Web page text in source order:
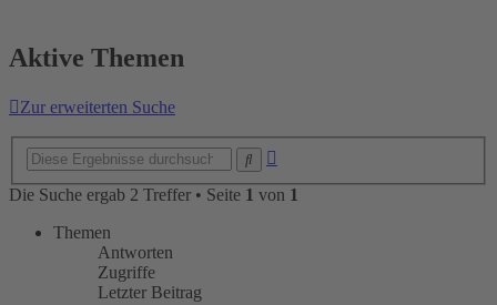
Aktive Themen
Zur erweiterten Suche
Die Suche ergab 2 Treffer • Seite 1 von 1
Themen
Antworten
Zugriffe
Letzter Beitrag